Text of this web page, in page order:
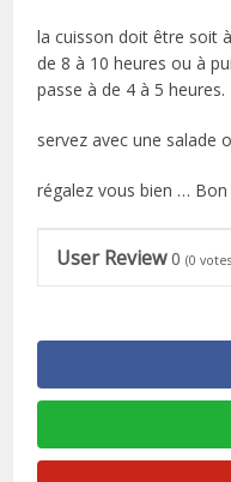
la cuisson doit être soit
de 8 à 10 heures ou à
passe à de 4 à 5 heures.
servez avec une salade
régalez vous bien … Bon
User Review 0 (0